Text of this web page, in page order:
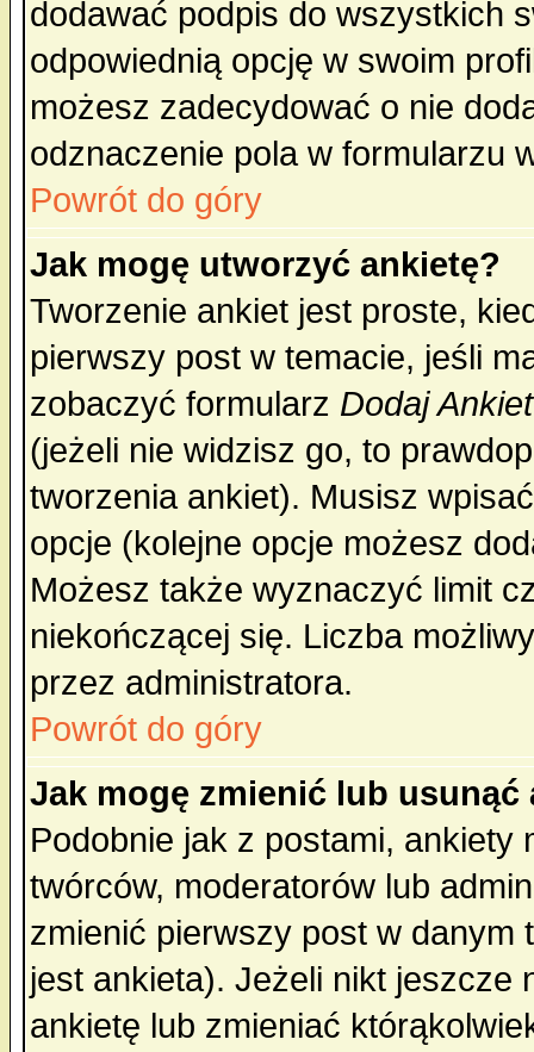
dodawać podpis do wszystkich
odpowiednią opcję w swoim
możesz zadecydować o nie
odznaczenie pola w formularzu
Powrót do góry
Jak mogę utworzyć ankietę?
Tworzenie ankiet jest proste,
pierwszy post w temacie, jeśli
zobaczyć formularz Dodaj
(jeżeli nie widzisz go, to
tworzenia ankiet). Musisz
opcje (kolejne opcje możesz
Możesz także wyznaczyć limit
niekończącej się. Liczba
przez administratora.
Powrót do góry
Jak mogę zmienić lub usunąć
Podobnie jak z postami,
twórców, moderatorów lub
zmienić pierwszy post w
jest ankieta). Jeżeli nikt jeszcze
ankietę lub zmieniać